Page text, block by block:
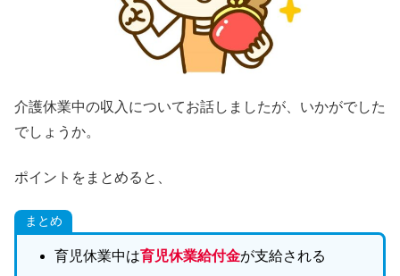
介護休業中の収入についてお話しましたが、いかがでした
でしょうか。
ポイントをまとめると、
まとめ
育児休業中は育児休業給付金が支給される